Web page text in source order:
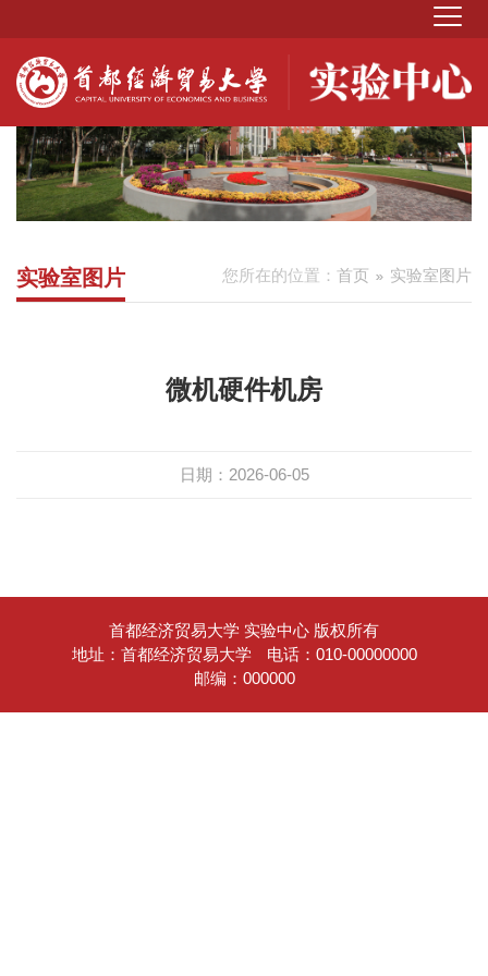
您所在的位置： 首页 实验室图片
实验室图片
微机硬件机房
日期：2026-06-05
首都经济贸易大学 实验中心 版权所有
地址：首都经济贸易大学
电话：010-00000000
邮编：000000